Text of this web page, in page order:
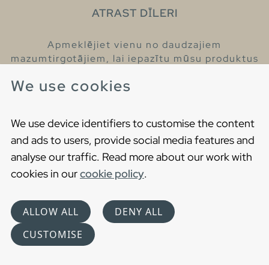
We use cookies
We use device identifiers to customise the content
and ads to users, provide social media features and
analyse our traffic. Read more about our work with
cookies in ourcookie policy.
ALLOW ALL
DENY ALL
CUSTOMISE
ATRAST DĪLERI
Apmeklējiet vienu no daudzajiem
mazumtirgotājiem, lai iepazītu mūsu produktus
Cookies
Privātuma politika
Choose language